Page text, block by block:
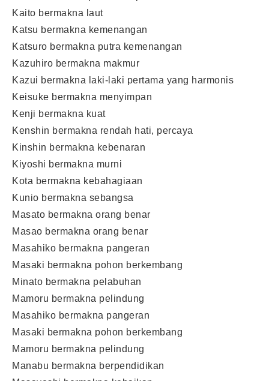
Kaito bermakna laut
Katsu bermakna kemenangan
Katsuro bermakna putra kemenangan
Kazuhiro bermakna makmur
Kazui bermakna laki-laki pertama yang harmonis
Keisuke bermakna menyimpan
Kenji bermakna kuat
Kenshin bermakna rendah hati, percaya
Kinshin bermakna kebenaran
Kiyoshi bermakna murni
Kota bermakna kebahagiaan
Kunio bermakna sebangsa
Masato bermakna orang benar
Masao bermakna orang benar
Masahiko bermakna pangeran
Masaki bermakna pohon berkembang
Minato bermakna pelabuhan
Mamoru bermakna pelindung
Masahiko bermakna pangeran
Masaki bermakna pohon berkembang
Mamoru bermakna pelindung
Manabu bermakna berpendidikan